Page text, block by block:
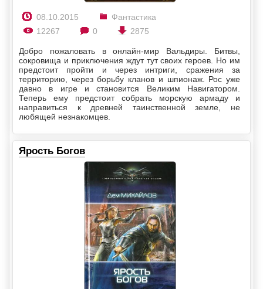
08.10.2015
Фантастика
12267
0 2875
Добро пожаловать в онлайн-мир Вальдиры. Битвы,
сокровища и приключения ждут тут своих героев. Но им
предстоит пройти и через интриги, сражения за
территорию, через борьбу кланов и шпионаж. Рос уже
давно в игре и становится Великим Навигатором.
Теперь ему предстоит собрать морскую армаду и
направиться к древней таинственной земле, не
любящей незнакомцев.
Ярость Богов